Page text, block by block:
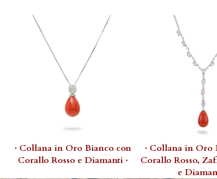
· Collana in Oro Bianco con
Corallo Rosso e Diamanti ·
· Collana in Oro
Corallo Rosso,
e